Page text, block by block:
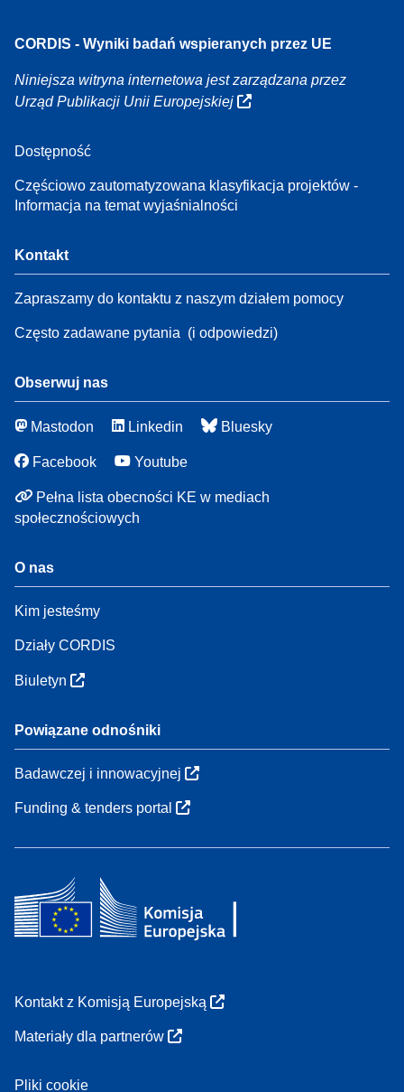
CORDIS - Wyniki badań wspieranych przez UE
Niniejsza witryna internetowa jest zarządzana przez
Urząd Publikacji Unii Europejskiej
Dostępność
Częściowo zautomatyzowana klasyfikacja projektów -
Informacja na temat wyjaśnialności
Kontakt
Zapraszamy do kontaktu z naszym działem pomocy
Często zadawane pytania (i odpowiedzi)
Obserwuj nas
Mastodon Linkedin Bluesky
Facebook Youtube
Pełna lista obecności KE w mediach
społecznościowych
O nas
Kim jesteśmy
Działy CORDIS
Biuletyn
Powiązane odnośniki
Badawczej i innowacyjnej
Funding & tenders portal
Kontakt z Komisją Europejską
Materiały dla partnerów
Pliki cookie